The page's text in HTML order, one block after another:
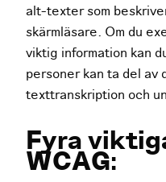
alt-texter som
skärmläsare. Om du
viktig information kan
personer kan ta del av
texttranskription och
Fyra
WCAG: